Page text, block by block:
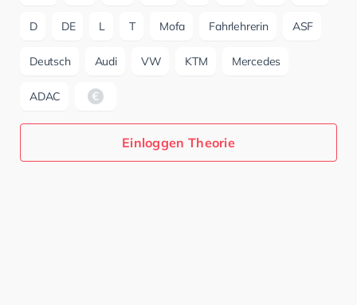
D DE L T Mofa Fahrlehrerin ASF
Deutsch Audi VW KTM Mercedes
ADAC
Einloggen Theorie